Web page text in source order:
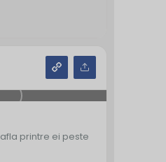
printre ei peste